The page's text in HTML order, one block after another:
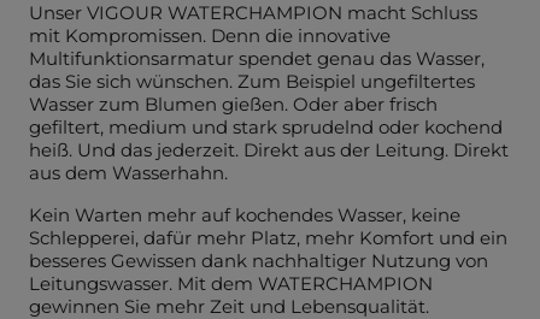
Unser VIGOUR WATERCHAMPION macht Schluss
mit Kompromissen. Denn die innovative
Multifunktionsarmatur spendet genau das Wasser,
das Sie sich wünschen. Zum Beispiel ungefiltertes
Wasser zum Blumen gießen. Oder aber frisch
gefiltert, medium und stark sprudelnd oder kochend
heiß. Und das jederzeit. Direkt aus der Leitung. Direkt
aus dem Wasserhahn.
Kein Warten mehr auf kochendes Wasser, keine
Schlepperei, dafür mehr Platz, mehr Komfort und ein
besseres Gewissen dank nachhaltiger Nutzung von
Leitungswasser. Mit dem WATERCHAMPION
gewinnen Sie mehr Zeit und Lebensqualität.